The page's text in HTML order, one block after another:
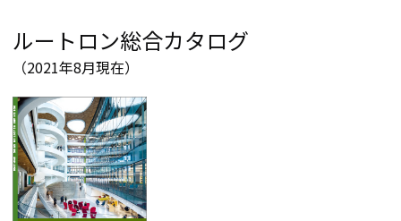
ルートロン総合カタログ
（2021年8月現在）